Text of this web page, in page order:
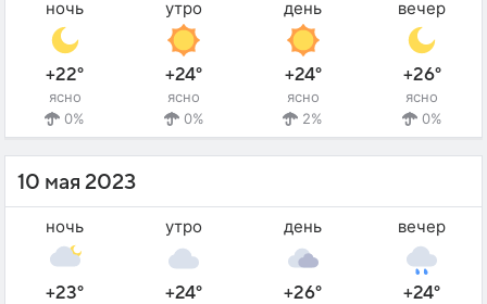
ночь
+22°
ясно
0%
утро
+24°
ясно
0%
день
+24°
ясно
2%
вечер
+26°
ясно
0%
10 мая 2023
ночь
+23°
утро
+24°
день
+26°
вечер
+24°